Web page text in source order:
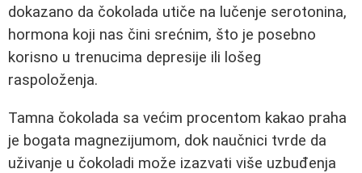
dokazano da čokolada utiče na lučenje serotonina,
hormona koji nas čini srećnim, što je posebno
korisno u trenucima depresije ili lošeg
raspoloženja.
Tamna čokolada sa većim procentom kakao praha
je bogata magnezijumom, dok naučnici tvrde da
uživanje u čokoladi može izazvati više uzbuđenja